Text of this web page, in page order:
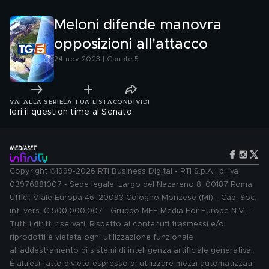
Meloni difende manovra
opposizioni all'attacco
24 nov 2023 | Canale 5
VAI ALLA SERIE LA TUA LISTA CONDIVIDI
Ieri il question time al Senato.
Copyright ©1999-2026 RTI Business Digital - RTI S.p.A.: p. iva
03976881007 - Sede legale: Largo del Nazareno 8, 00187 Roma.
Uffici: Viale Europa 46, 20093 Cologno Monzese (MI) - Cap. Soc.
int. vers. € 500.000.007 - Gruppo MFE Media For Europe N.V. -
Tutti i diritti riservati. Rispetto ai contenuti trasmessi e/o
riprodotti è vietata ogni utilizzazione funzionale
all'addestramento di sistemi di intelligenza artificiale generativa.
È altresì fatto divieto espresso di utilizzare mezzi automatizzati